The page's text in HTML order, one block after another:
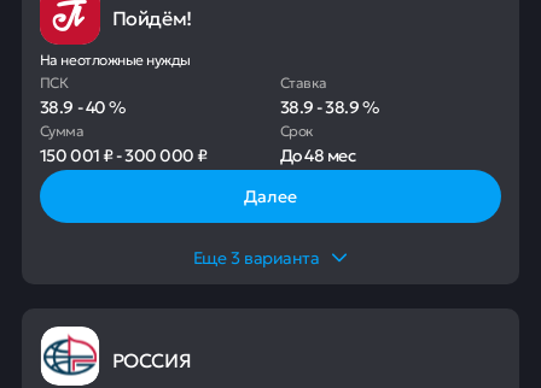
Пойдём!
На неотложные нужды
ПСК
38.9-40%
Ставка
38.9-38.9%
Сумма
150 001 ₽-300 000 ₽
Срок
До48 мес
Далее
Еще3 варианта
РОССИЯ